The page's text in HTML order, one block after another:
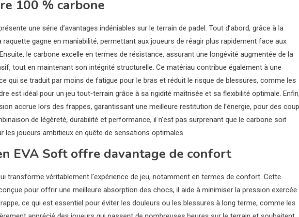
100 % carbone
une série d’avantages indéniables sur le terrain de padel. Tout d’abord, grâce à la
gagne en maniabilité, permettant aux joueurs de réagir plus rapidement face aux
le carbone excelle en termes de résistance, assurant une longévité augmentée de la
tout en maintenant son intégrité structurelle. Ce matériau contribue également à une
qui se traduit par moins de fatigue pour le bras et réduit le risque de blessures, comme les
est idéal pour un jeu tout-terrain grâce à sa rigidité maîtrisée et sa flexibilité optimale.
accrue lors des frappes, garantissant une meilleure restitution de l’énergie, pour des
de légèreté, durabilité et performance, il n’est pas surprenant que le carbone soit
les joueurs ambitieux en quête de sensations optimales.
EVA Soft offre davantage de confort
transforme véritablement l’expérience de jeu, notamment en termes de confort. Cette
pour offrir une meilleure absorption des chocs, il aide à minimiser la pression exercée
ce qui est essentiel pour éviter les douleurs ou les blessures à long terme, comme les